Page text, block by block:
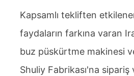
Kapsamlı tekliften
faydaların farkına varan
buz püskürtme makinesi
Shuliy Fabrikası'na